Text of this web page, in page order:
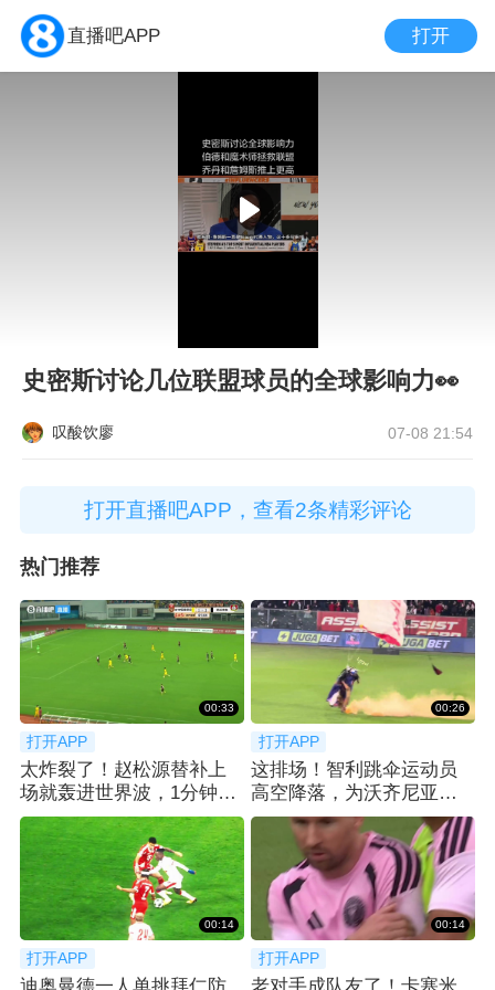
直播吧APP 打开
史密斯讨论几位联盟球员的全球影响力👀
叹酸饮廖 07-08 21:54
打开直播吧APP，查看2条精彩评论
热门推荐
00:33
打开APP
太炸裂了！赵松源替补上
场就轰进世界波，1分钟2
球反超太猛了
00:26
打开APP
这排场！智利跳伞运动员
高空降落，为沃齐尼亚送
上科洛科洛球衣
00:14
打开APP
00:14
打开APP